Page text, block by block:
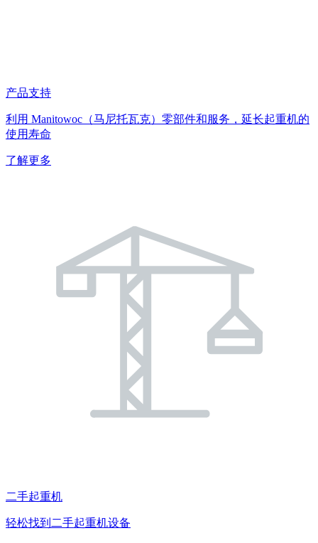
产品支持
利用 Manitowoc（马尼托瓦克）零部件和服务，延长起重机的
使用寿命
了解更多
二手起重机
轻松找到二手起重机设备